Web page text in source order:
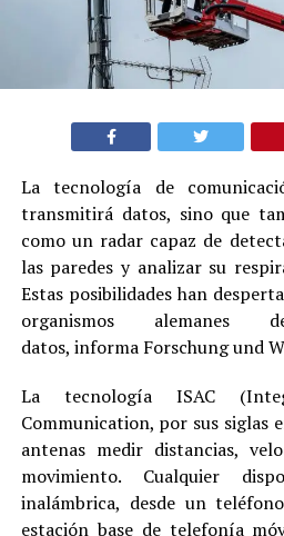
La tecnología de
transmitirá datos, sino que
como un radar capaz de
las paredes y analizar su
Estas posibilidades han
organismos
datos, informa Forschung und
La tecnología ISAC
Communication, por sus siglas
antenas medir distancias,
movimiento. Cualquier
inalámbrica, desde un
estación base de telefonía